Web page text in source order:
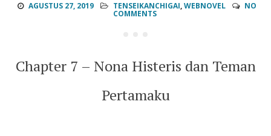
AGUSTUS 27, 2019 TENSEIKANCHIGAI,WEBNOVEL NO
COMMENTS
Chapter 7 – Nona Histeris dan Teman
Pertamaku